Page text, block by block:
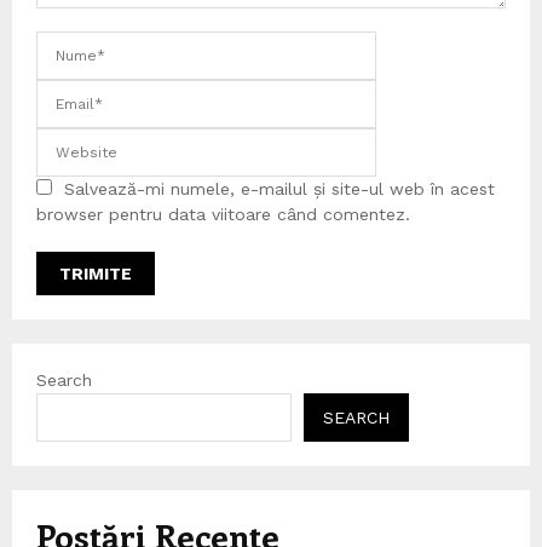
Salvează-mi numele, e-mailul și site-ul web în acest
browser pentru data viitoare când comentez.
Search
SEARCH
Postări Recente